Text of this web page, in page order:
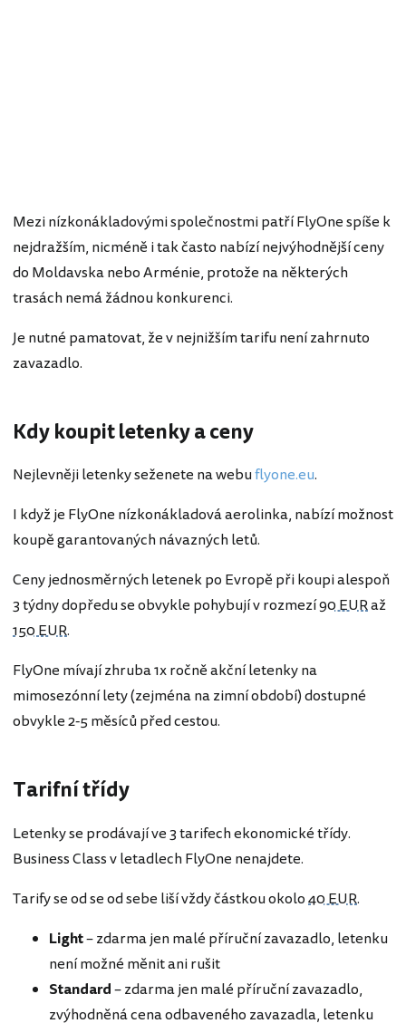
Mezi nízkonákladovými společnostmi patří FlyOne spíše k
nejdražším, nicméně i tak často nabízí nejvýhodnější ceny
do Moldavska nebo Arménie, protože na některých
trasách nemá žádnou konkurenci.
Je nutné pamatovat, že v nejnižším tarifu není zahrnuto
zavazadlo.
Kdy koupit letenky a ceny
Nejlevněji letenky seženete na webuflyone.eu.
I když je FlyOne nízkonákladová aerolinka, nabízí možnost
koupě garantovaných návazných letů.
Ceny jednosměrných letenek po Evropě při koupi alespoň
3 týdny dopředu se obvykle pohybují v rozmezí90 EURaž
150 EUR.
FlyOne mívají zhruba 1x ročně akční letenky na
mimosezónní lety (zejména na zimní období) dostupné
obvykle 2-5 měsíců před cestou.
Tarifní třídy
Letenky se prodávají ve 3 tarifech ekonomické třídy.
Business Class v letadlech FlyOne nenajdete.
Tarify se od se od sebe liší vždy částkou okolo40 EUR.
Light– zdarma jen malé příruční zavazadlo, letenku
není možné měnit ani rušit
Standard– zdarma jen malé příruční zavazadlo,
zvýhodněná cena odbaveného zavazadla, letenku